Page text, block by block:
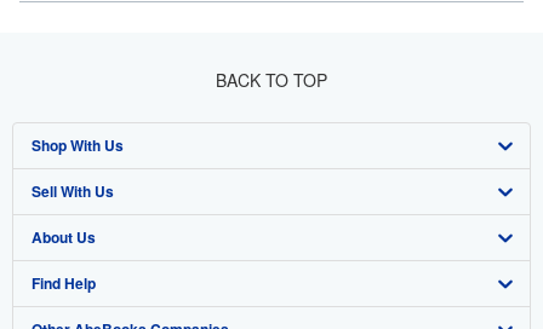
BACK TO TOP
Shop With Us
Advanced Search
Browse Collections
My Account
Sell With Us
Start Selling
Join Our Affiliate Program
About Us
About AbeBooks
Find Help